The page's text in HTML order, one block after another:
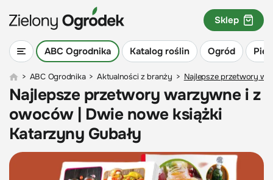
ABC Ogrodnika Katalog roślin Ogród
Sklep
> ABC Ogrodnika > Aktualności z branży > Najlepsze przetwory
Najlepsze przetwory warzywne i z
owoców | Dwie nowe książki
Katarzyny Gubały